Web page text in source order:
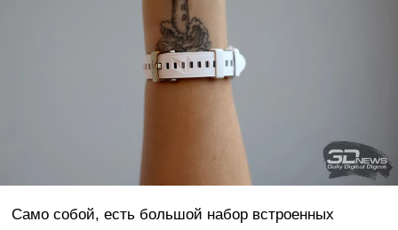
Само собой, есть большой набор встроенных